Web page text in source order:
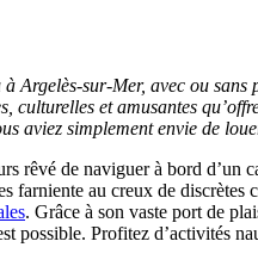
Argelès-sur-Mer, avec ou sans
culturelles et amusantes
aviez simplement envie de
rêvé de naviguer à bord d’un
farniente au creux de discrètes
. Grâce à son vaste port de
possible. Profitez d’activités